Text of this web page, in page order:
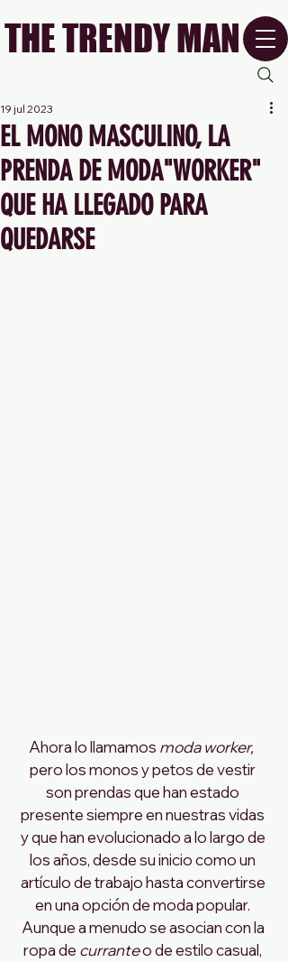
THE TRENDY MAN
EL MONO MASCULINO, LA
PRENDA DE MODA"WORKER"
QUE HA LLEGADO PARA
QUEDARSE
19 jul 2023
Ahora lo llamamos moda worker,
pero los monos y petos de vestir
son prendas que han estado
presente siempre en nuestras vidas
y que han evolucionado a lo largo de
los años, desde su inicio como un
artículo de trabajo hasta convertirse
en una opción de moda popular.
Aunque a menudo se asocian con la
ropa de currante o de estilo casual,